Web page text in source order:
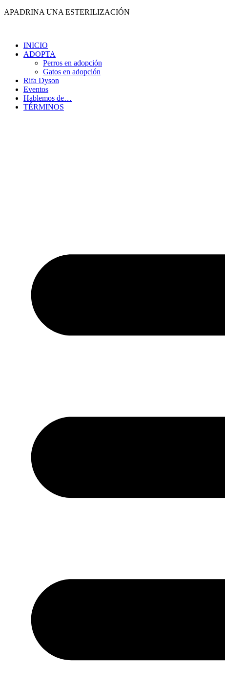
Ir
APADRINA UNA ESTERILIZACIÓN
INICIO
ADOPTA
Perros en adopción
Gatos en adopción
Rifa Dyson
Eventos
Hablemos de…
TÉRMINOS